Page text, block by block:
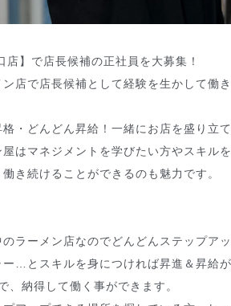
】で店長候補の正社員を大募集！
店で店長候補として経験を生かして働
・どんどん昇給！一緒にお店を盛り立
はマネジメントを学びたい方やスキル
き続けることができるのも魅力です。
ラーメン店なのでどんどんステップア
…とスキルを身につければ昇進＆昇給
、納得して働く事ができます。